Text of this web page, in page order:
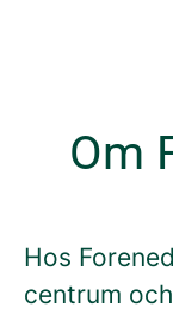
Om
Hos
centrum